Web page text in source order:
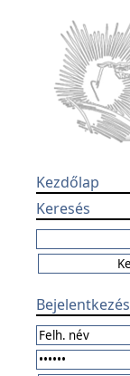
Kezdőlap
Keresés
Bejelentkezés